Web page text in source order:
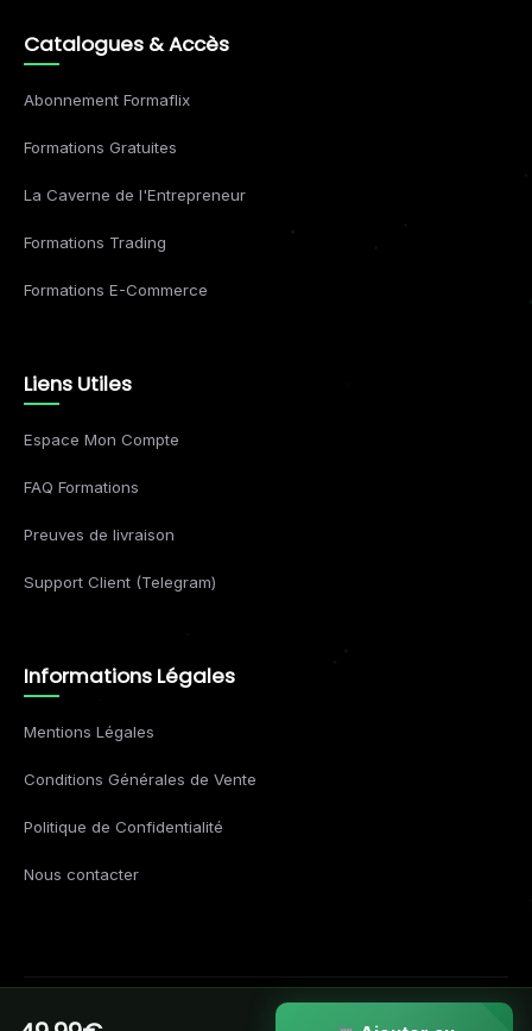
Catalogues & Accès
Abonnement Formaflix
Formations Gratuites
La Caverne de l'Entrepreneur
Formations Trading
Formations E-Commerce
Liens Utiles
Espace Mon Compte
FAQ Formations
Preuves de livraison
Support Client (Telegram)
Informations Légales
Mentions Légales
Conditions Générales de Vente
Politique de Confidentialité
Nous contacter